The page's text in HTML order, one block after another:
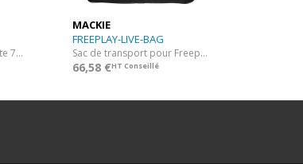
Sono bluetooth compacte 75 W
MACKIE
FREEPLAY-LIVE-BAG
Sac de transport pour Freeplay Live
66,58 €HT Conseillé